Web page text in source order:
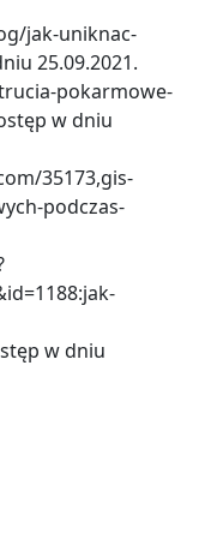
jak-uniknac-
25.09.2021.
pokarmowe-
w dniu
35173,gis-
podczas-
w dniu